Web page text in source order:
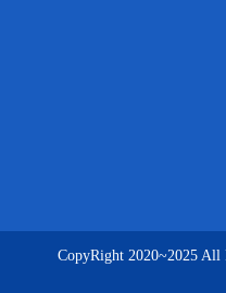
CopyRight 2020~2025